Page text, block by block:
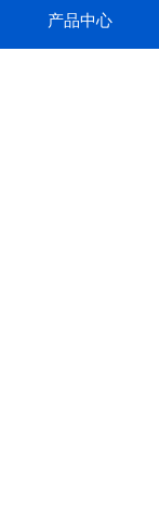
产品中心